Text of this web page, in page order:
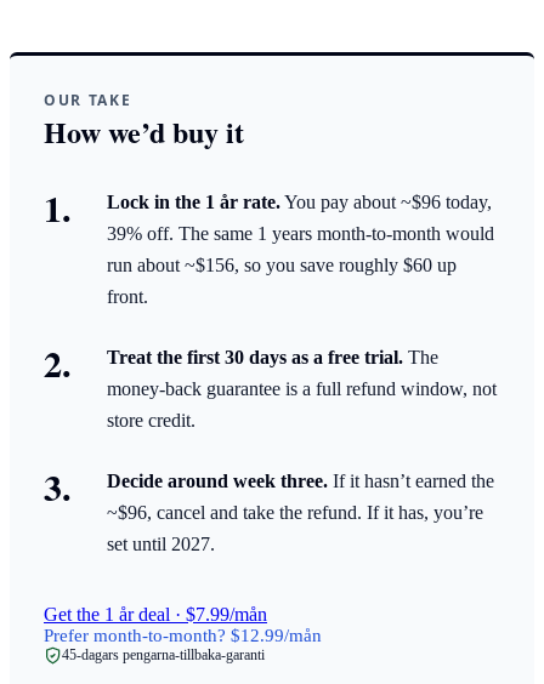
OUR TAKE
How we’d buy it
Lock in the 1 år rate.You pay about ~$96 today,
39% off. The same 1 years month-to-month would
run about ~$156, so you save roughly $60 up
front.
Treat the first 30 days as a free trial. The
money-back guarantee is a full refund window, not
store credit.
Decide around week three. If it hasn’t earned the
~$96, cancel and take the refund. If it has, you’re
set until 2027.
Get the 1 år deal · $7.99/mån
Prefer month-to-month? $12.99/mån
45-dagars pengarna-tillbaka-garanti